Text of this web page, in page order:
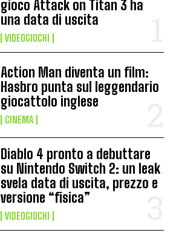
gioco Attack on Titan 3 ha
una data di uscita
VIDEOGIOCHI
Action Man diventa un film:
Hasbro punta sul leggendario
giocattolo inglese
CINEMA
Diablo 4 pronto a debuttare
su Nintendo Switch 2: un leak
svela data di uscita, prezzo e
versione “fisica”
VIDEOGIOCHI